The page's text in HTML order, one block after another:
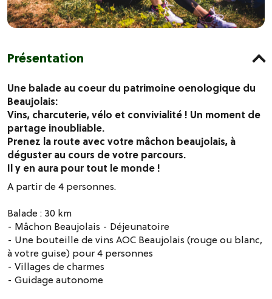
Présentation
Une balade au coeur du patrimoine oenologique du
Beaujolais:
Vins, charcuterie, vélo et convivialité ! Un moment de
partage inoubliable.
Prenez la route avec votre mâchon beaujolais, à
déguster au cours de votre parcours.
Il y en aura pour tout le monde !
A partir de 4 personnes.
Balade : 30 km
- Mâchon Beaujolais - Déjeunatoire
- Une bouteille de vins AOC Beaujolais (rouge ou blanc,
à votre guise) pour 4 personnes
- Villages de charmes
- Guidage autonome